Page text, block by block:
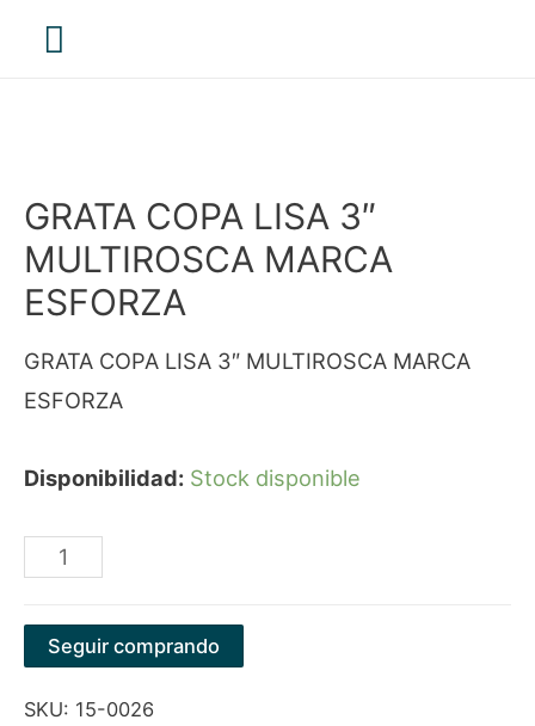
Menú
GRATA COPA LISA 3″
MULTIROSCA MARCA
ESFORZA
GRATA COPA LISA 3″ MULTIROSCA MARCA
ESFORZA
Disponibilidad: Stock disponible
GRATA
LISA
3"
MULTIROSCA
Seguir comprando
SKU: 15-0026